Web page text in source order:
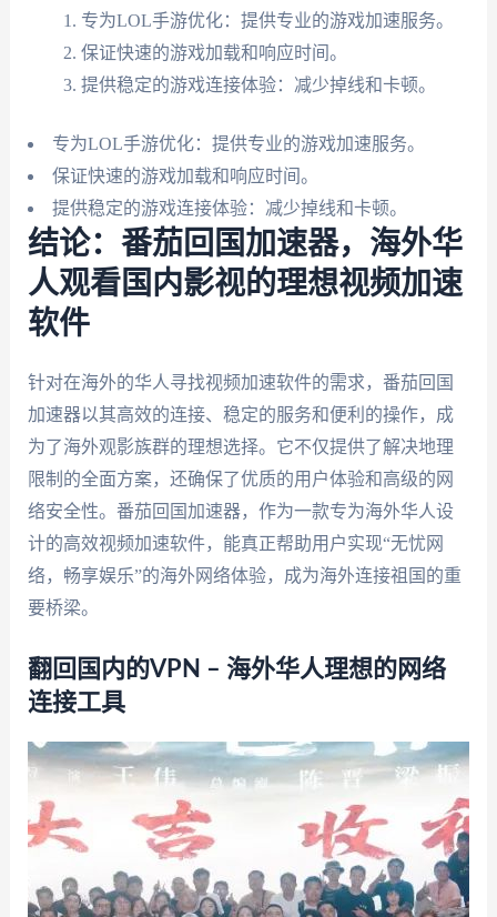
专为LOL手游优化：提供专业的游戏加速服务。
保证快速的游戏加载和响应时间。
提供稳定的游戏连接体验：减少掉线和卡顿。
专为LOL手游优化：提供专业的游戏加速服务。
保证快速的游戏加载和响应时间。
提供稳定的游戏连接体验：减少掉线和卡顿。
结论：番茄回国加速器，海外华
人观看国内影视的理想视频加速
软件
针对在海外的华人寻找视频加速软件的需求，番茄回国
加速器以其高效的连接、稳定的服务和便利的操作，成
为了海外观影族群的理想选择。它不仅提供了解决地理
限制的全面方案，还确保了优质的用户体验和高级的网
络安全性。番茄回国加速器，作为一款专为海外华人设
计的高效视频加速软件，能真正帮助用户实现“无忧网
络，畅享娱乐”的海外网络体验，成为海外连接祖国的重
要桥梁。
翻回国内的VPN – 海外华人理想的网络
连接工具